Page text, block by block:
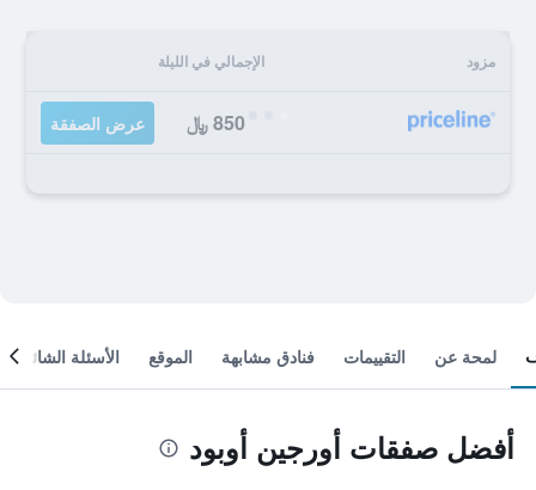
مزود الإجمالي في الليلة
850 ﷼ عرض الصفقة
لمحة عن التقييمات فنادق مشابهة الموقع الأسئلة الشائعة
أفضل صفقات أورجين أوبود